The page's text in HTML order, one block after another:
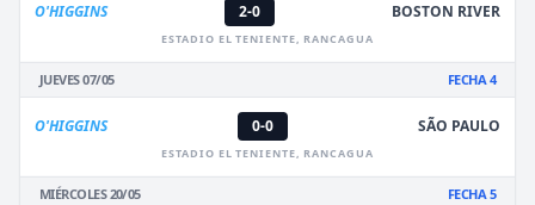
O'HIGGINS 2-0 BOSTON RIVER
ESTADIO EL TENIENTE, RANCAGUA
JUEVES 07/05 FECHA 4
O'HIGGINS 0-0 SÃO PAULO
ESTADIO EL TENIENTE, RANCAGUA
MIÉRCOLES 20/05 FECHA 5